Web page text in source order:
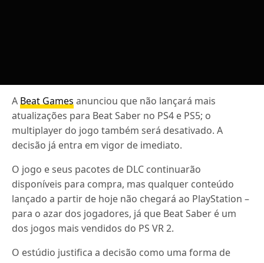
A Beat Games anunciou que não lançará mais
atualizações para Beat Saber no PS4 e PS5; o
multiplayer do jogo também será desativado. A
decisão já entra em vigor de imediato.
O jogo e seus pacotes de DLC continuarão
disponíveis para compra, mas qualquer conteúdo
lançado a partir de hoje não chegará ao PlayStation –
para o azar dos jogadores, já que Beat Saber é um
dos jogos mais vendidos do PS VR 2.
O estúdio justifica a decisão como uma forma de